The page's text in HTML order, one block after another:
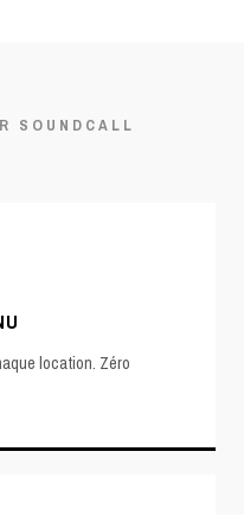
SOUNDCALL
location. Zéro